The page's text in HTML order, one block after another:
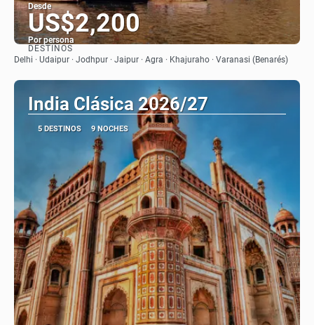
Desde
US$2,200
Por persona
Ver
DESTINOS
Delhi · Udaipur · Jodhpur · Jaipur · Agra · Khajuraho · Varanasi (Benarés)
India Clásica 2026/27
5 DESTINOS 9 NOCHES